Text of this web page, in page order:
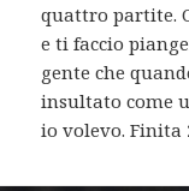
quattro partite.
e ti faccio
gente che
insultato come
io volevo. Finita